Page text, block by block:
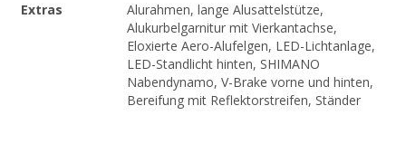
Extras
Alurahmen, lange Alusattelstütze,
Alukurbelgarnitur mit Vierkantachse,
Eloxierte Aero-Alufelgen, LED-Lichtanlage,
LED-Standlicht hinten, SHIMANO
Nabendynamo, V-Brake vorne und hinten,
Bereifung mit Reflektorstreifen, Ständer